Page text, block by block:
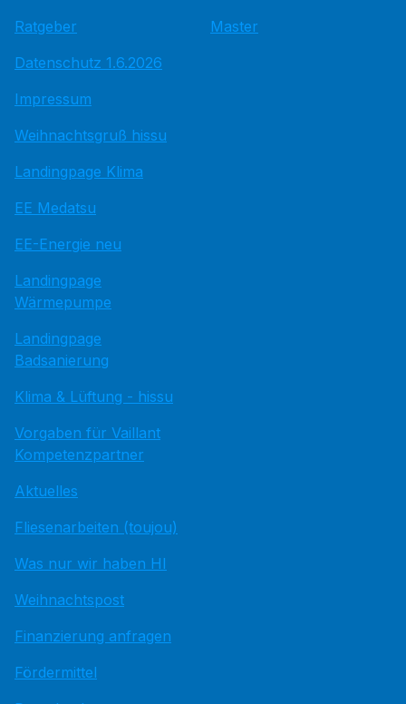
Ratgeber
Datenschutz 1.6.2026
Impressum
Weihnachtsgruß hissu
Landingpage Klima
EE Medatsu
EE-Energie neu
Landingpage
Wärmepumpe
Landingpage
Badsanierung
Klima & Lüftung - hissu
Vorgaben für Vaillant
Kompetenzpartner
Aktuelles
Fliesenarbeiten (toujou)
Was nur wir haben HI
Weihnachtspost
Finanzierung anfragen
Fördermittel
Master